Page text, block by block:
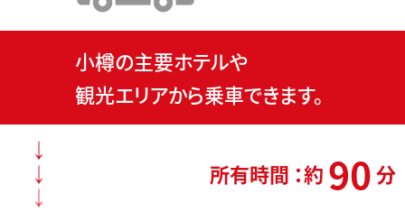
小樽の主要ホテルや
観光エリアから乗車できます。
所有時間 ：約 90分